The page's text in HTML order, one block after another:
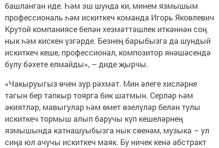
башланган иде. Һәм эш шунда ки, минем язмышым
профессиональ һәм искиткеч команда Игорь Яковлевич
Крутой компаниясе белән хезмәттәшлек иткәннән соң
нык һәм кискен үзгәрде. Безнең барыбызга да шундый
искиткеч кеше, профессионал, композитор янәшәсендә
булу бәхете елмайды», – диде җырчы.
«Чакыруыгыз өчен зур рәхмәт. Мин әлеге хисләрне
тагын бер тапкыр тоярга бик шатмын. Серләр һәм
әкиятләр, мавыгулар һәм өмет өзелүләр белән тулы
искиткеч тормыш алып баручы күп кешеләрнең
язмышында катнашуыбызга нык сөенәм, музыка – ул
сиңа юл ачучы искиткеч маяк. Бу ничек кенә абстракт